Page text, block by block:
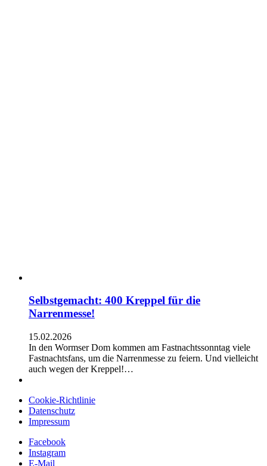
Selbstgemacht: 400 Kreppel für die
Narrenmesse!
15.02.2026
In den Wormser Dom kommen am Fastnachtssonntag viele
Fastnachtsfans, um die Narrenmesse zu feiern. Und vielleicht
auch wegen der Kreppel!…
Cookie-Richtlinie
Datenschutz
Impressum
Facebook
Instagram
E-Mail